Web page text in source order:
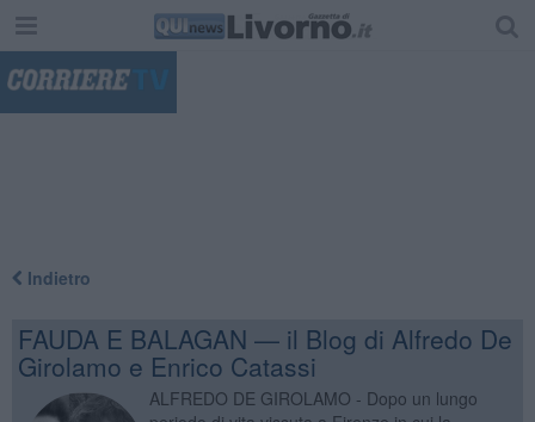
Indietro
FAUDA E BALAGAN — il Blog di Alfredo De
Girolamo e Enrico Catassi
ALFREDO DE GIROLAMO - Dopo un lungo